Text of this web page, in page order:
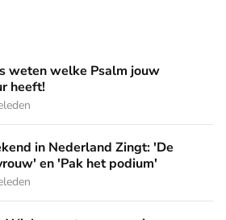
Psalm jouw voorkeur heeft!
weten welke Psalm jouw
heeft!
Zingt: 'De sterke vrouw' en 'Pak
in Nederland Zingt: 'De
en 'Pak het podium'